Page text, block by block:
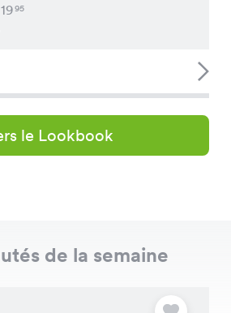
1995
le Lookbook
de la semaine